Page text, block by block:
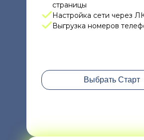
страницы
Настройка сети через
Выгрузка номеров
Выбрать Старт